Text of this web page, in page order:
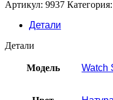
Артикул: 9937 Категория:
Детали
Детали
Модель Watch